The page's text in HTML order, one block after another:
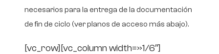
necesarios para la entrega de la documentación
de fin de ciclo (ver planos de acceso más abajo).
[vc_row][vc_column width=»1/6″]